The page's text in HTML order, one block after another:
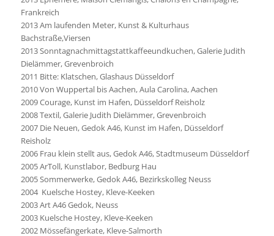
Frankreich
2013 Am laufenden Meter, Kunst & Kulturhaus
Bachstraße,Viersen
2013 Sonntagnachmittagstattkaffeeundkuchen, Galerie Judith
Dielämmer, Grevenbroich
2011 Bitte: Klatschen, Glashaus Düsseldorf
2010 Von Wuppertal bis Aachen, Aula Carolina, Aachen
2009 Courage, Kunst im Hafen, Düsseldorf Reisholz
2008 Textil, Galerie Judith Dielämmer, Grevenbroich
2007 Die Neuen, Gedok A46, Kunst im Hafen, Düsseldorf
Reisholz
2006 Frau klein stellt aus, Gedok A46, Stadtmuseum Düsseldorf
2005 ArToll, Kunstlabor, Bedburg Hau
2005 Sommerwerke, Gedok A46, Bezirkskolleg Neuss
2004 Kuelsche Hostey, Kleve-Keeken
2003 Art A46 Gedok, Neuss
2003 Kuelsche Hostey, Kleve-Keeken
2002 Mössefängerkate, Kleve-Salmorth